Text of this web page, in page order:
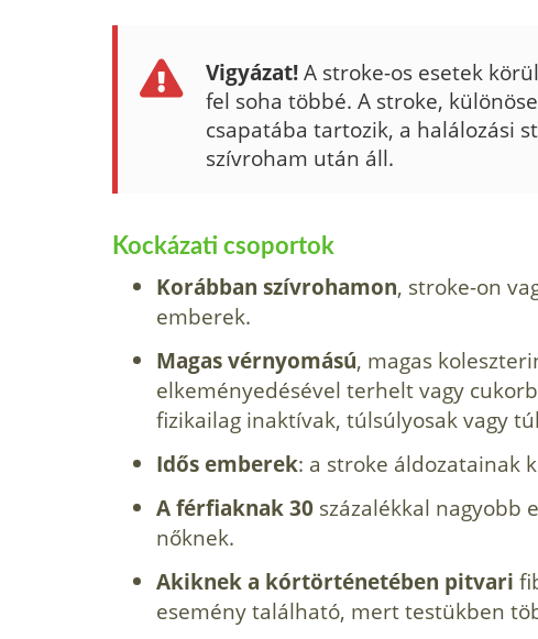
Vigyázat!A stroke-os esetek
fel soha többé. A stroke,
csapatába tarto­zik, a halálozási
szívroham után áll.
Kockázati csoportok
Korábban szívrohamon, stroke-on
emberek.
Magas vérnyomású, magas
elkeményedésével terhelt vagy
fizikailag inaktívak, túlsúlyosak vagy
Idős emberek: a stroke áldozatainak
A férfiaknak 30 százalékkal nagyobb
nőknek.
Akiknek a kórtörténetében pitvari
esemény található, mert testükben